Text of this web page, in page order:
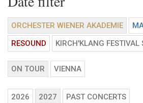
ORCHESTER WIENER AKADEMIE
RESOUND
KIRCH'KLANG
ON TOUR VIENNA
2026 2027
PAST CONCERTS